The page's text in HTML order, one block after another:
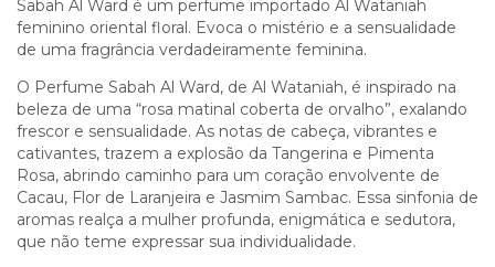
Sabah Al Ward é um perfume importado Al Wataniah
feminino oriental floral. Evoca o mistério e a sensualidade
de uma fragrância verdadeiramente feminina.
O Perfume Sabah Al Ward, de Al Wataniah, é inspirado na
beleza de uma “rosa matinal coberta de orvalho”, exalando
frescor e sensualidade. As notas de cabeça, vibrantes e
cativantes, trazem a explosão da Tangerina e Pimenta
Rosa, abrindo caminho para um coração envolvente de
Cacau, Flor de Laranjeira e Jasmim Sambac. Essa sinfonia de
aromas realça a mulher profunda, enigmática e sedutora,
que não teme expressar sua individualidade.